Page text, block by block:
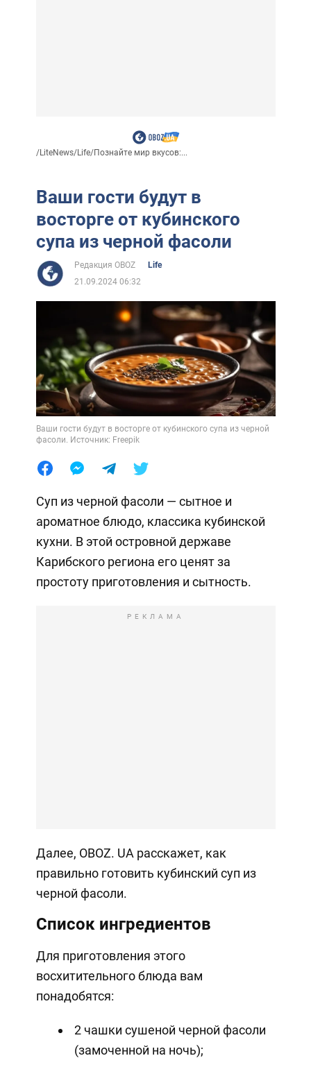
/LiteNews/Life/Познайте мир вкусов:...
Ваши гости будут в
восторге от кубинского
супа из черной фасоли
Редакция OBOZ
Life
21.09.2024 06:32
Ваши гости будут в восторге от кубинского супа из черной
фасоли. Источник: Freepik
Суп из черной фасоли — сытное и
ароматное блюдо, классика кубинской
кухни. В этой островной державе
Карибского региона его ценят за
простоту приготовления и сытность.
РЕКЛАМА
Далее, OBOZ. UA расскажет, как
правильно готовить кубинский суп из
черной фасоли.
Список ингредиентов
Для приготовления этого
восхитительного блюда вам
понадобятся:
2 чашки сушеной черной фасоли
(замоченной на ночь);